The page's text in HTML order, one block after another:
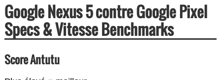
Google Nexus 5 contre Google Pixel
Specs & Vitesse Benchmarks
Score Antutu